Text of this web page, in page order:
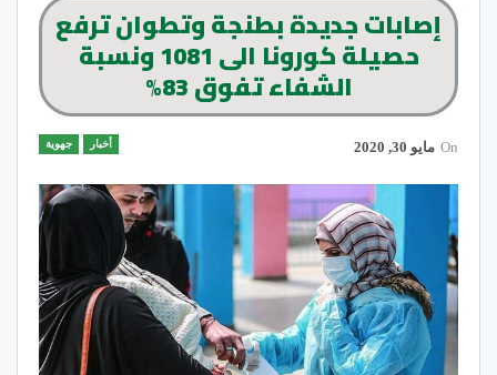
إصابات جديدة بطنجة وتطوان ترفع
حصيلة كورونا الى 1081 ونسبة
الشفاء تفوق 83%
أخبار جهوية On مايو 30, 2020